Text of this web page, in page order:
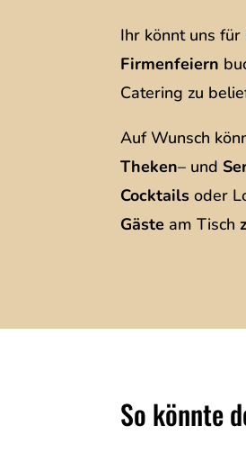
Ihr könnt uns für
Firmenfeiern
Catering zu
Auf Wunsch
Theken– und
Cocktails oder
Gäste am Tisch
So könnte